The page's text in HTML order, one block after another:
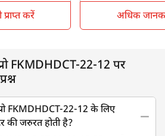
करें अधिक
FKMDHDCT-22-12 पर
FKMDHDCT-22-12 के लिए
की जरुरत होती है?